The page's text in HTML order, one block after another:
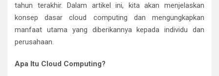
tahun terakhir. Dalam artikel ini, kita akan menjelaskan
konsep dasar cloud computing dan mengungkapkan
manfaat utama yang diberikannya kepada individu dan
perusahaan.
Apa Itu Cloud Computing?